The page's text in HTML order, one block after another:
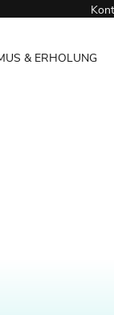
& ERHOLUNG